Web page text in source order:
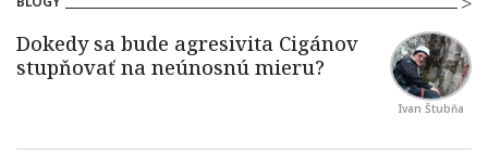
Ivan Štubňa